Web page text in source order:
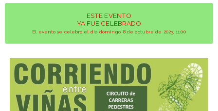
ESTE EVENTO
YA FUE CELEBRADO
El evento se celebró el día domingo, 8 de octubre de 2023, 11:00